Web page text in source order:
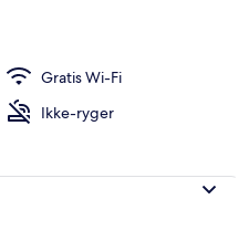
Gratis Wi-Fi
Ikke-ryger